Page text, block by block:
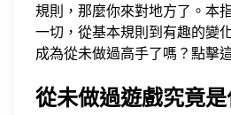
規則，那麼你來對地方了。本
一切，從基本規則到有趣的變
成為從未做過高手了嗎？ 點擊
從未做過遊戲究竟是